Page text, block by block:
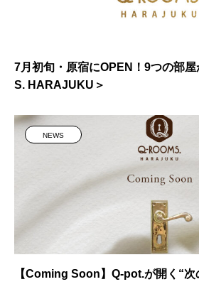
7月初旬・原宿にOPEN！9つの部屋
S. HARAJUKU＞
NEWS
【Coming Soon】Q-pot.が開く“次